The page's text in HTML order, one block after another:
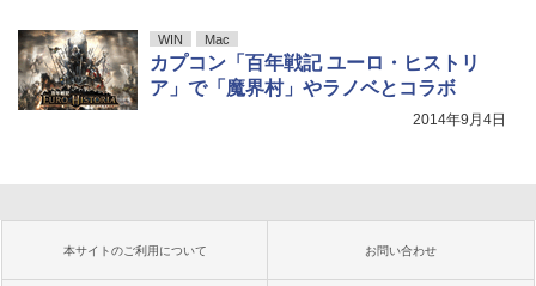
WIN Mac
カプコン「百年戦記 ユーロ・ヒストリ
ア」で「魔界村」やラノベとコラボ
2014年9月4日
本サイトのご利用について お問い合わせ